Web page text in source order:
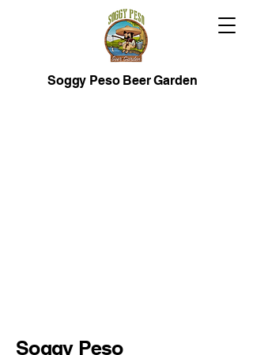
Soggy Peso Beer Garden
Soggy Peso